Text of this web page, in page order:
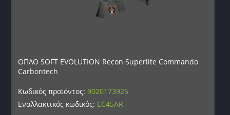
ΟΠΛΟ SOFT EVOLUTION Recon Superlite Commando
Carbontech
Κωδικός προϊόντος:9020173925
Εναλλακτικός κωδικός: EC45AR